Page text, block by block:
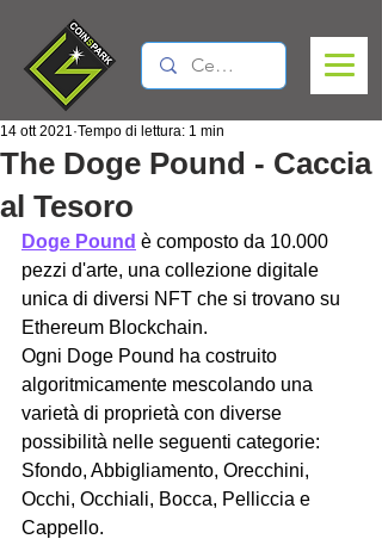
The Doge Pound - Caccia
al Tesoro
14 ott 2021 Tempo di lettura: 1 min
Doge Pound è composto da 10.000
pezzi d'arte, una collezione digitale
unica di diversi NFT che si trovano su
Ethereum Blockchain.
Ogni Doge Pound ha costruito
algoritmicamente mescolando una
varietà di proprietà con diverse
possibilità nelle seguenti categorie:
Sfondo, Abbigliamento, Orecchini,
Occhi, Occhiali, Bocca, Pelliccia e
Cappello.